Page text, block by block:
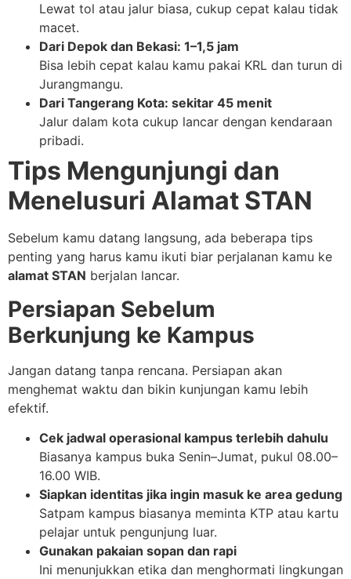
Lewat tol atau jalur biasa, cukup cepat kalau tidak
macet.
Dari Depok dan Bekasi: 1–1,5 jam
Bisa lebih cepat kalau kamu pakai KRL dan turun di
Jurangmangu.
Dari Tangerang Kota: sekitar 45 menit
Jalur dalam kota cukup lancar dengan kendaraan
pribadi.
Tips Mengunjungi dan
Menelusuri Alamat STAN
Sebelum kamu datang langsung, ada beberapa tips
penting yang harus kamu ikuti biar perjalanan kamu ke
alamat STAN berjalan lancar.
Persiapan Sebelum
Berkunjung ke Kampus
Jangan datang tanpa rencana. Persiapan akan
menghemat waktu dan bikin kunjungan kamu lebih
efektif.
Cek jadwal operasional kampus terlebih dahulu
Biasanya kampus buka Senin–Jumat, pukul 08.00–
16.00 WIB.
Siapkan identitas jika ingin masuk ke area gedung
Satpam kampus biasanya meminta KTP atau kartu
pelajar untuk pengunjung luar.
Gunakan pakaian sopan dan rapi
Ini menunjukkan etika dan menghormati lingkungan